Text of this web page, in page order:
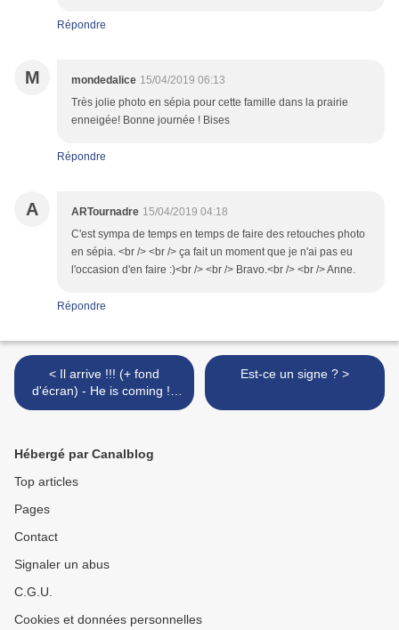
Répondre
M mondedalice 15/04/2019 06:13
Très jolie photo en sépia pour cette famille dans la prairie
enneigée! Bonne journée ! Bises
Répondre
A ARTournadre 15/04/2019 04:18
C'est sympa de temps en temps de faire des retouches photo
en sépia. <br /> <br /> ça fait un moment que je n'ai pas eu
l'occasion d'en faire :)<br /> <br /> Bravo.<br /> <br /> Anne.
Répondre
< Il arrive !!! (+ fond
d'écran) - He is coming !!!
(+ wallpaper)
Est-ce un signe ? >
Hébergé par Canalblog
Top articles
Pages
Contact
Signaler un abus
C.G.U.
Cookies et données personnelles